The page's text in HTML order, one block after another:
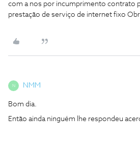
com a nos por incumprimento contrato
prestação de serviço de internet fixo
N NMM
Bom dia.
Então ainda ninguém lhe respondeu